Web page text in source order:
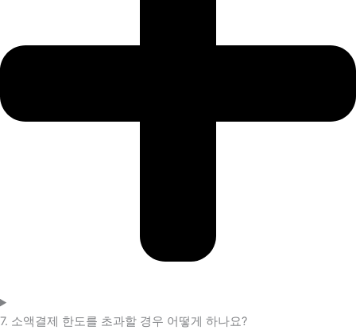
7. 소액결제 한도를 초과할 경우 어떻게 하나요?